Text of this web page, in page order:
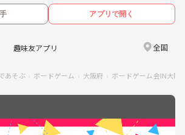
アプリで開く
趣味友アプリ 全国
あそぶ ボードゲーム 大阪府 ボードゲーム会IN大阪